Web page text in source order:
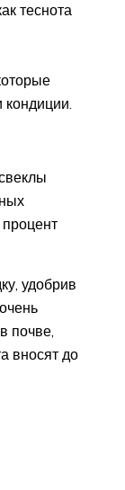
теснота
кондиции.
удобрив
почве,
вносят до